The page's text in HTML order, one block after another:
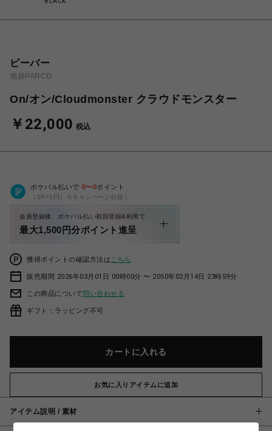
ビーバー
池袋PARCO
On/オン/Cloudmonster クラウドモンスター
￥22,000 税込
ポケパル払いで 0〜0ポイント
（1P=1円）※キャンペーン分除く
会員登録後、ポケパル払い初回登録&利用で
最大1,500円分ポイント進呈
獲得ポイントの確認方法は こちら
販売期間 2026年03月01日 00時00分 〜 2050年02月14日 23時59分
この商品について問い合わせる
ギフト：ラッピング不可
カートに入れる
お気に入りアイテムに追加
アイテム説明 / 素材